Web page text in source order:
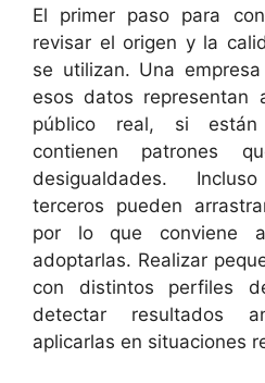
El primer paso para
revisar el origen y la
se utilizan. Una
esos datos representan
público real, si
contienen patrones
desigualdades.
terceros pueden
por lo que conviene
adoptarlas. Realizar
con distintos perfiles
detectar resultados
aplicarlas en situaciones